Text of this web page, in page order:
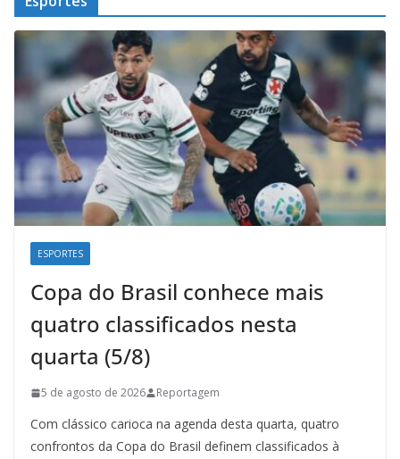
ESPORTES
Copa do Brasil conhece mais
quatro classificados nesta
quarta (5/8)
5 de agosto de 2026 Reportagem
Com clássico carioca na agenda desta quarta, quatro
confrontos da Copa do Brasil definem classificados à